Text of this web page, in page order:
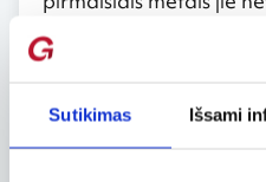
Sutikimas Išsami
2003 m. pirmąja
užsieniete moterų
Varžybų dalyviai savo
karštį: sauna įkaitinama